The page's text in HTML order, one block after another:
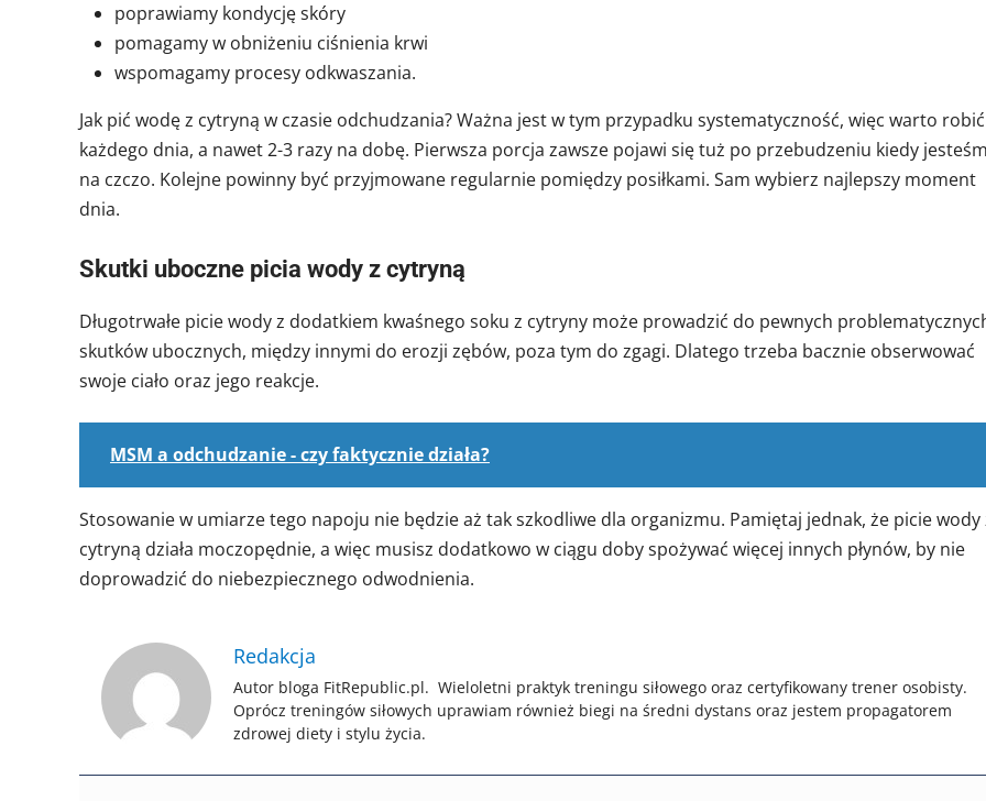
poprawiamy kondycję skóry
pomagamy w obniżeniu ciśnienia krwi
wspomagamy procesy odkwaszania.
Jak pić wodę z cytryną w czasie odchudzania? Ważna jest w tym przypadku systematyczność, więc warto
każdego dnia, a nawet 2-3 razy na dobę. Pierwsza porcja zawsze pojawi się tuż po przebudzeniu kiedy
na czczo. Kolejne powinny być przyjmowane regularnie pomiędzy posiłkami. Sam wybierz najlepszy moment
dnia.
Skutki uboczne picia wody z cytryną
Długotrwałe picie wody z dodatkiem kwaśnego soku z cytryny może prowadzić do pewnych
skutków ubocznych, między innymi do erozji zębów, poza tym do zgagi. Dlatego trzeba bacznie obserwować
swoje ciało oraz jego reakcje.
MSM a odchudzanie - czy faktycznie działa?
Stosowanie w umiarze tego napoju nie będzie aż tak szkodliwe dla organizmu. Pamiętaj jednak, że picie wody
cytryną działa moczopędnie, a więc musisz dodatkowo w ciągu doby spożywać więcej innych płynów, by nie
doprowadzić do niebezpiecznego odwodnienia.
Redakcja
Autor bloga FitRepublic.pl. Wieloletni praktyk treningu siłowego oraz certyfikowany trener osobisty.
Oprócz treningów siłowych uprawiam również biegi na średni dystans oraz jestem propagatorem
zdrowej diety i stylu życia.